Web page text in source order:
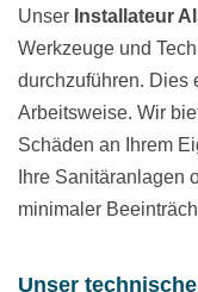
Unser Installateur
Werkzeuge und
durchzuführen. Dies
Arbeitsweise. Wir
Schäden an Ihrem
Ihre Sanitäranlagen
minimaler
Unser